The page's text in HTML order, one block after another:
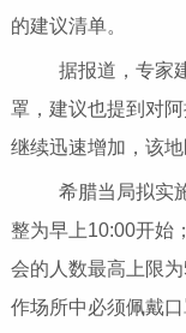
的建议清单。
据报道，专家建
罩，建议也提到对
继续迅速增加，该
希腊当局拟实施
整为早上10:00开始
会的人数最高上限
作场所中必须佩戴